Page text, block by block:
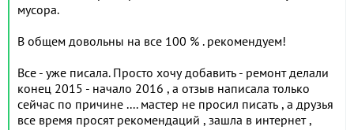
мусора.
В общем довольны на все 100 % . рекомендуем!
Все - уже писала. Просто хочу добавить - ремонт делали
конец 2015 - начало 2016 , а отзыв написала только
сейчас по причине .... мастер не просил писать , а друзья
все время просят рекомендаций , зашла в интернет ,